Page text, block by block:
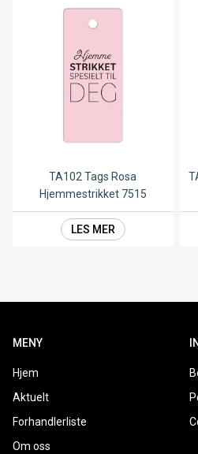
TA102 Tags Rosa
Hjemmestrikket 7515
LES MER
MENY
Hjem
Aktuelt
Forhandlerliste
Om oss